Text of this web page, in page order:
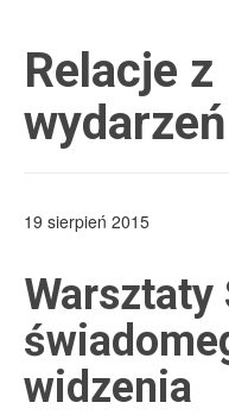
Relacje z
wydarzeń
19 sierpień 2015
Warsztaty
widzenia